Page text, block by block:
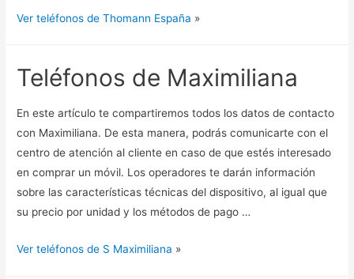
Ver teléfonos de Thomann España »
Teléfonos de Maximiliana
En este artículo te compartiremos todos los datos de contacto
con Maximiliana. De esta manera, podrás comunicarte con el
centro de atención al cliente en caso de que estés interesado
en comprar un móvil. Los operadores te darán información
sobre las características técnicas del dispositivo, al igual que
su precio por unidad y los métodos de pago …
Ver teléfonos de S Maximiliana »